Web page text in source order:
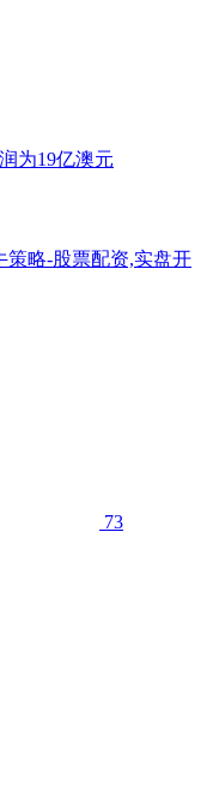
为19亿澳元
73